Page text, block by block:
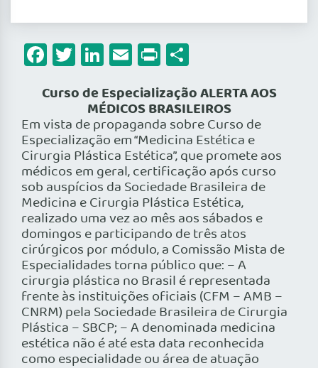
Facebook
Twitter
LinkedIn
Email
Print
Curso de Especialização ALERTA AOS
MÉDICOS BRASILEIROS
Em vista de propaganda sobre Curso de
Especialização em “Medicina Estética e
Cirurgia Plástica Estética”, que promete aos
médicos em geral, certificação após curso
sob auspícios da Sociedade Brasileira de
Medicina e Cirurgia Plástica Estética,
realizado uma vez ao mês aos sábados e
domingos e participando de três atos
cirúrgicos por módulo, a Comissão Mista de
Especialidades torna público que: – A
cirurgia plástica no Brasil é representada
frente às instituições oficiais (CFM – AMB –
CNRM) pela Sociedade Brasileira de Cirurgia
Plástica – SBCP; – A denominada medicina
estética não é até esta data reconhecida
como especialidade ou área de atuação